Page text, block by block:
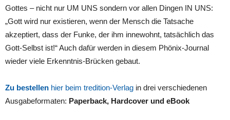
Gottes – nicht nur UM UNS sondern vor allen Dingen IN UNS:
„Gott wird nur existieren, wenn der Mensch die Tatsache
akzeptiert, dass der Funke, der ihm innewohnt, tatsächlich das
Gott-Selbst ist!“ Auch dafür werden in diesem Phönix-Journal
wieder viele Erkenntnis-Brücken gebaut.
Zu bestellen hier beim tredition-Verlag in drei verschiedenen
Ausgabeformaten: Paperback, Hardcover und eBook